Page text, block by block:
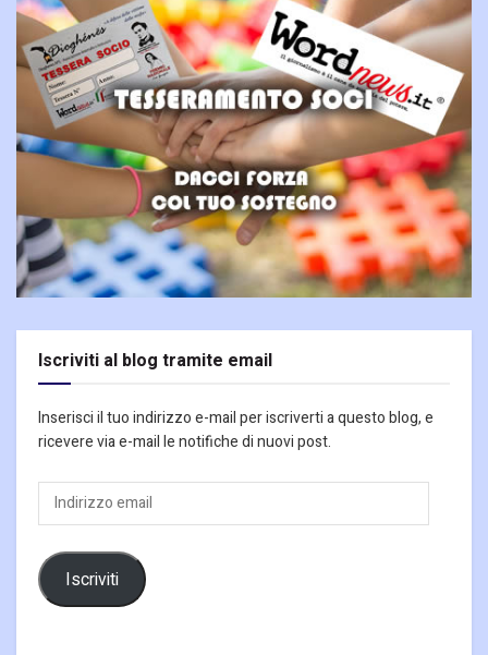
Iscriviti al blog tramite email
Inserisci il tuo indirizzo e-mail per iscriverti a questo blog, e
ricevere via e-mail le notifiche di nuovi post.
Indirizzo
email
Iscriviti